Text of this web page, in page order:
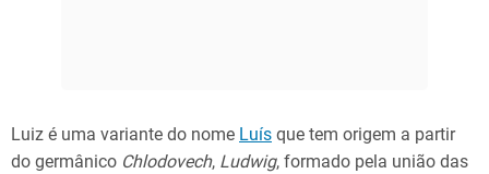
Luiz é uma variante do nome Luís que tem origem a partir
do germânico Chlodovech, Ludwig, formado pela união das